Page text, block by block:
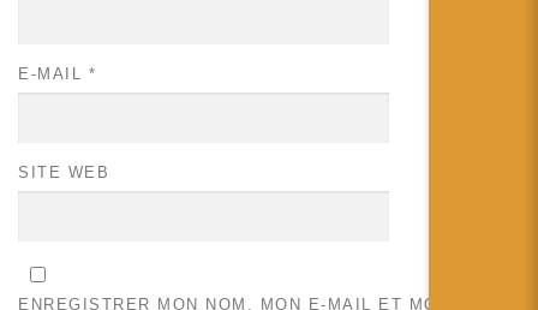
E-MAIL *
SITE WEB
ENREGISTRER MON NOM, MON E-MAIL ET MON SITE